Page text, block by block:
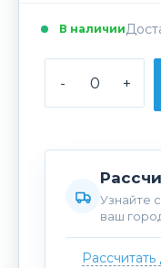
В наличии
- +
Узнайте
ваш
Рассчитать